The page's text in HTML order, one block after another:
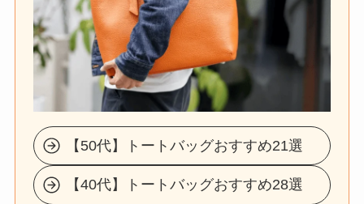
【50代】トートバッグおすすめ21選
【40代】トートバッグおすすめ28選